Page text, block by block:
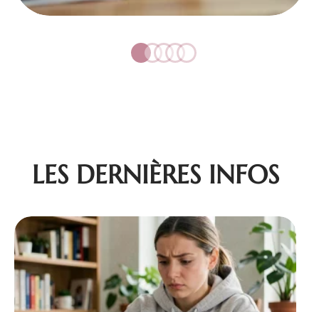
LES DERNIÈRES INFOS